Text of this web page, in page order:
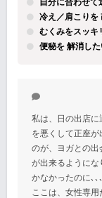
冷え／肩こり
むくみをスッ
便秘を 解消し
私は、日の出店
を悪くして正座
のが、ヨガとの出
が出来るように
かなかったのに､､､
ここは、女性専用